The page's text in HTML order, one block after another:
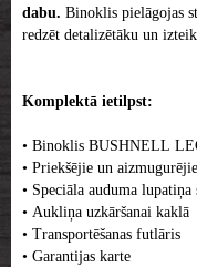
dabu. Binoklis pielāgojas
redzēt detalizētāku un
Komplektā ietilpst:
• Binoklis BUSHNELL
• Priekšējie un
• Speciāla auduma
• Aukliņa uzkāršanai kaklā
• Transportēšanas futlāris
• Garantijas karte